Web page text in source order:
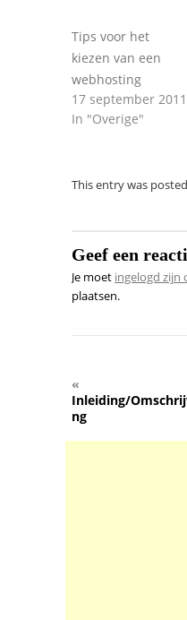
Tips voor het
kiezen van een
webhosting
17 september 2011
In "Overige"
This entry was
Geef een
Je moet ingelogd zijn
plaatsen.
«
Inleiding/
ng